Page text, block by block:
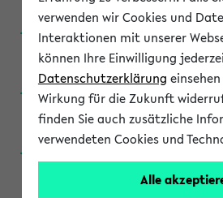
(Einschreibung bis WiSe 16/17)
Anglistik: British and American
(Einschreibung bis SoSe 2015)
Anglistik: British and American
(Einschreibung bis SoSe 2013)
Anglistik: British and American
(Einschreibung bis SoSe 2011)
verwenden wir Cookies und
Interaktionen mit unserer
können Ihre Einwilligung
Datenschutzerklärung
Wirkung für die Zukunft
finden Sie auch zusätzliche
verwendeten Cookies und
Alle